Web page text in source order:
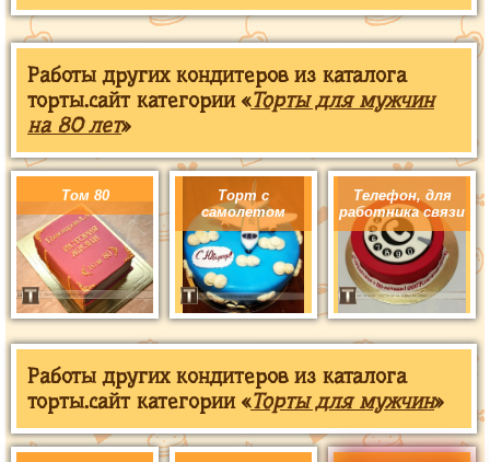
Работы других кондитеров из каталога
торты.сайт категории «Торты для мужчин
на 80 лет»
Том 80
Торт с
самолетом
Телефон, для
работника связи
Работы других кондитеров из каталога
торты.сайт категории «Торты для мужчин»